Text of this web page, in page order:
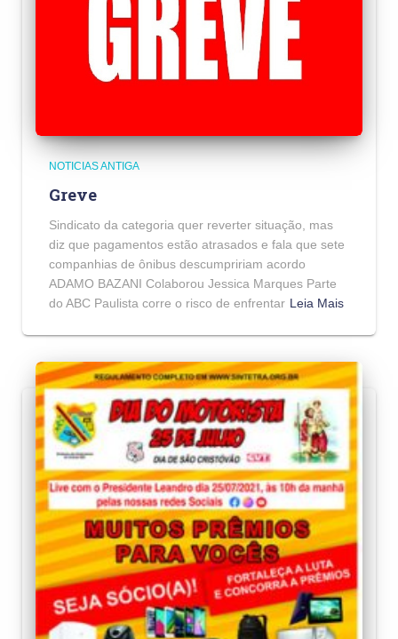
NOTICIAS ANTIGA
Greve
Sindicato da categoria quer reverter situação, mas
diz que pagamentos estão atrasados e fala que sete
companhias de ônibus descumpririam acordo
ADAMO BAZANI Colaborou Jessica Marques Parte
do ABC Paulista corre o risco de enfrentar Leia Mais